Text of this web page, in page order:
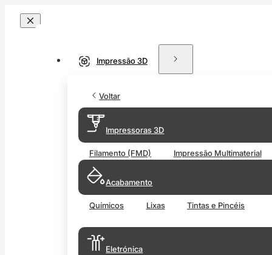
Impressão 3D
Voltar
Impressoras 3D
Filamento (FMD) Impressão Multimaterial
Acabamento
Químicos Lixas Tintas e Pincéis
Eletrónica